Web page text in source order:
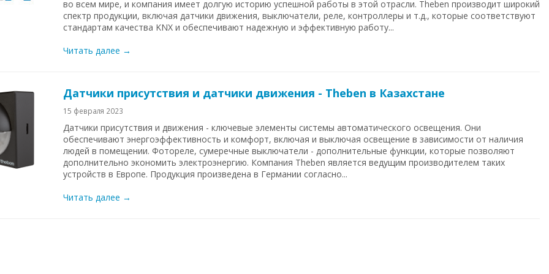
во всем мире, и компания имеет долгую историю успешной работы в этой отрасли. Theben производит широкий
спектр продукции, включая датчики движения, выключатели, реле, контроллеры и т.д., которые соответствуют
стандартам качества KNX и обеспечивают надежную и эффективную работу...
Читать далее →
Датчики присутствия и датчики движения - Theben в Казахстане
15 февраля 2023
Датчики присутствия и движения - ключевые элементы системы автоматического освещения. Они
обеспечивают энергоэффективность и комфорт, включая и выключая освещение в зависимости от наличия
людей в помещении. Фотореле, сумеречные выключатели - дополнительные функции, которые позволяют
дополнительно экономить электроэнергию. Компания Theben является ведущим производителем таких
устройств в Европе. Продукция произведена в Германии согласно...
Читать далее →